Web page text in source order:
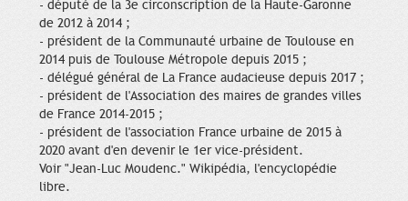
- député de la 3e circonscription de la Haute-Garonne
de 2012 à 2014 ;
- président de la Communauté urbaine de Toulouse en
2014 puis de Toulouse Métropole depuis 2015 ;
- délégué général de La France audacieuse depuis 2017 ;
- président de l'Association des maires de grandes villes
de France 2014-2015 ;
- président de l'association France urbaine de 2015 à
2020 avant d'en devenir le 1er vice-président.
Voir "Jean-Luc Moudenc." Wikipédia, l'encyclopédie
libre.